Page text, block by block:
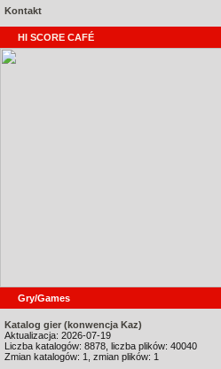
Kontakt
HI SCORE CAFÉ
Gry/Games
Katalog gier (konwencja Kaz)
Aktualizacja: 2026-07-19
Liczba katalogów: 8878, liczba plików: 40040
Zmian katalogów: 1, zmian plików: 1